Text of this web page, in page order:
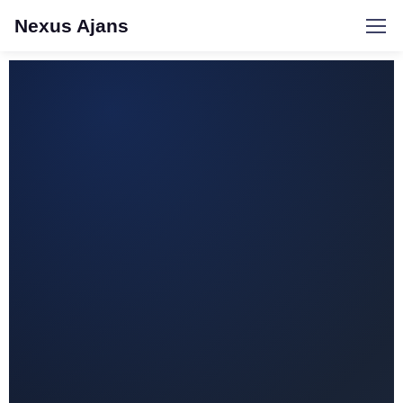
Nexus Ajans